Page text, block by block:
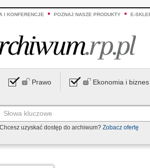
I KONFERENCJE POZNAJ NASZE PRODUKTY E-
Prawo Ekonomia i biznes
Chcesz uzyskać dostęp do archiwum? Zobacz ofertę